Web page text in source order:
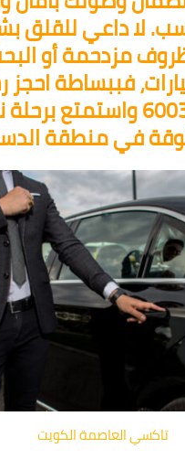
لا داعي للقلق
مزدحمة أو
فببساطة احجز
الرقم 60036648 واستمتع
في منطقة
تاكسي العاصمة الكويت